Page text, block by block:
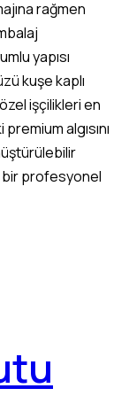
rağmen
yapısı
kuşe kaplı
işçilikleri en
algısını
bir profesyonel